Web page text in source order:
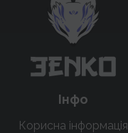
проєкт
Інфо
Корисна інформація